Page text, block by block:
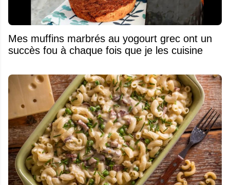
Mes muffins marbrés au yogourt grec ont un
succès fou à chaque fois que je les cuisine